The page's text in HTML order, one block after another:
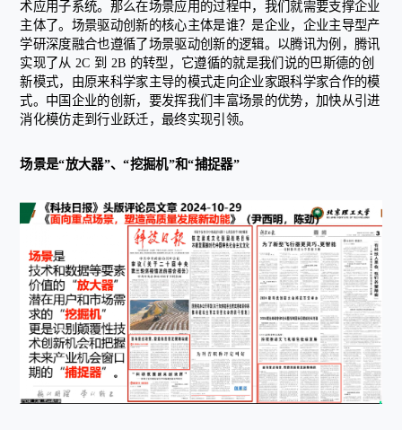
术应用子系统。那么在场景应用的过程中，我们就需要支撑企业
主体了。场景驱动创新的核心主体是谁？是企业，企业主导型产
学研深度融合也遵循了场景驱动创新的逻辑。以腾讯为例，腾讯
实现了从 2C 到 2B 的转型，它遵循的就是我们说的巴斯德的创
新模式，由原来科学家主导的模式走向企业家跟科学家合作的模
式。中国企业的创新，要发挥我们丰富场景的优势，加快从引进
消化模仿走到行业跃迁，最终实现引领。
场景是“放大器”、“挖掘机”和“捕捉器”